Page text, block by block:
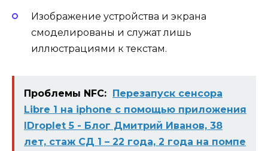
Изображение устройства и экрана
смоделированы и служат лишь
иллюстрациями к текстам.
Проблемы NFC: Перезапуск сенсора
Libre 1 на iphone с помощью приложения
IDroplet 5 - Блог Дмитрий Иванов, 38
лет, стаж СД 1 – 22 года, 2 года на помпе